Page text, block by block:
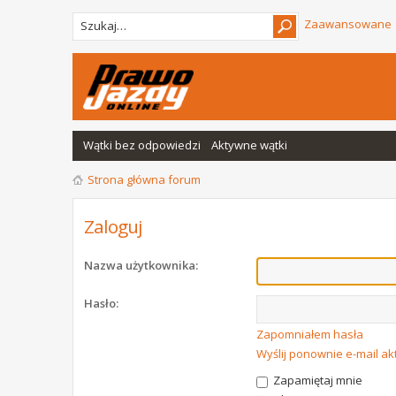
Zaawansowane
Wątki bez odpowiedzi Aktywne wątki
Strona główna forum
Zaloguj
Nazwa użytkownika:
Hasło:
Zapomniałem hasła
Wyślij ponownie e-mail
Zapamiętaj mnie